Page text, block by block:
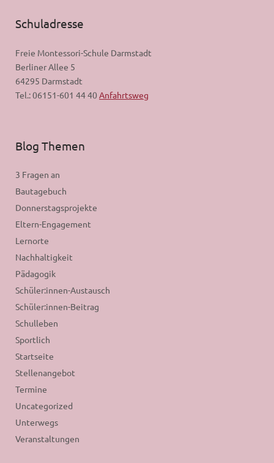
Schuladresse
Freie Montessori-Schule Darmstadt
Berliner Allee 5
64295 Darmstadt
Tel.: 06151-601 44 40 Anfahrtsweg
Blog Themen
3 Fragen an
Bautagebuch
Donnerstagsprojekte
Eltern-Engagement
Lernorte
Nachhaltigkeit
Pädagogik
Schüler:innen-Austausch
Schüler:innen-Beitrag
Schulleben
Sportlich
Startseite
Stellenangebot
Termine
Uncategorized
Unterwegs
Veranstaltungen